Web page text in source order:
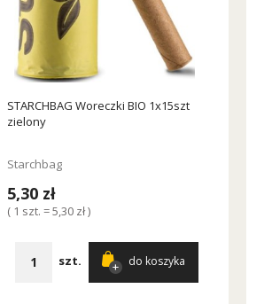
STARCHBAG Woreczki BIO 1x15szt
zielony
Starchbag
5,30 zł
( 1 szt. = 5,30 zł )
szt. do koszyka